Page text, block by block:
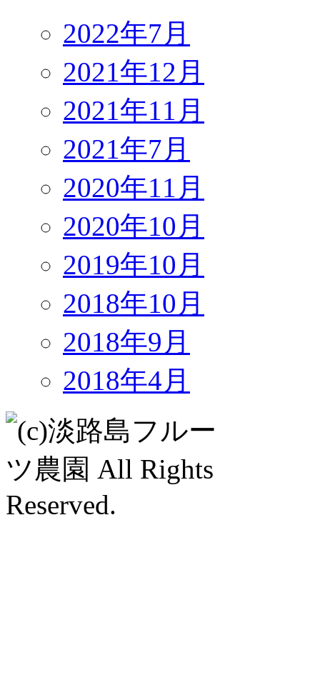
2022年7月
2021年12月
2021年11月
2021年7月
2020年11月
2020年10月
2019年10月
2018年10月
2018年9月
2018年4月